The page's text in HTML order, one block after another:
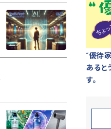
“優待
あると
す。